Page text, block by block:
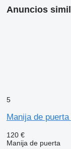
Anuncios
5
Manija de
120 €
Manija de puerta